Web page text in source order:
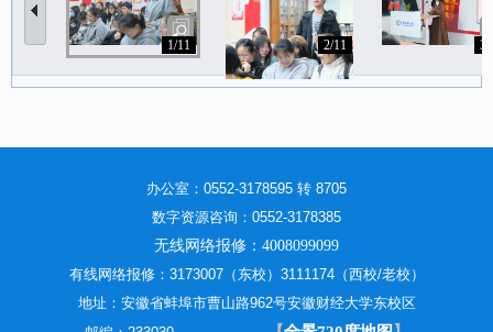
1/11 2/11 3/
办公室：0552-3178595 转 8705
数字资源咨询：0552-3178385
无线网络报修：4008099099
有线网络报修：3173007（东校）3111174（西校/老校）
地址：安徽省蚌埠市曹山路962号安徽财经大学东校区